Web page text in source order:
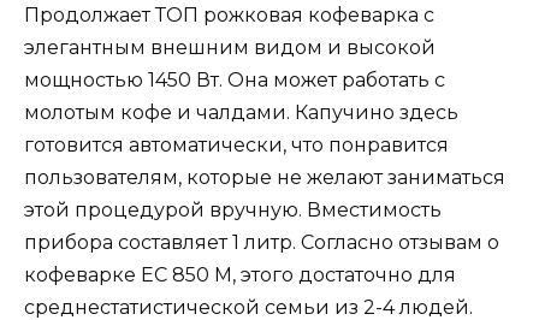
Продолжает ТОП рожковая кофеварка с
элегантным внешним видом и высокой
мощностью 1450 Вт. Она может работать с
молотым кофе и чалдами. Капучино здесь
готовится автоматически, что понравится
пользователям, которые не желают заниматься
этой процедурой вручную. Вместимость
прибора составляет 1 литр. Согласно отзывам о
кофеварке EC 850 M, этого достаточно для
среднестатистической семьи из 2-4 людей.